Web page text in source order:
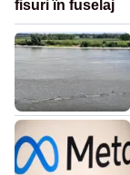
fisuri în fuselaj